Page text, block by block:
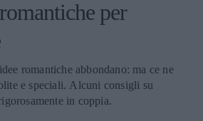
per
romantiche abbondano: ma ce ne
e speciali. Alcuni consigli su
in coppia.